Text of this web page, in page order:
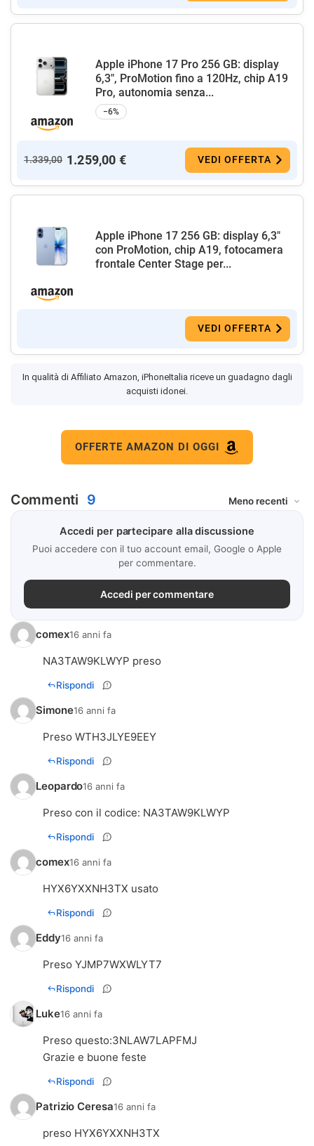
Apple iPhone 17 Pro 256 GB: display
6,3", ProMotion fino a 120Hz, chip A19
Pro, autonomia senza...
−6%
1.339,00 1.259,00 € VEDI OFFERTA
Apple iPhone 17 256 GB: display 6,3"
con ProMotion, chip A19, fotocamera
frontale Center Stage per...
VEDI OFFERTA
In qualità di Affiliato Amazon, iPhoneItalia riceve un guadagno dagli
acquisti idonei.
OFFERTE AMAZON DI OGGI
Commenti 9
Accedi per partecipare alla discussione
Puoi accedere con il tuo account email, Google o Apple
per commentare.
Accedi per commentare
comex16 anni fa
NA3TAW9KLWYP preso
Rispondi
Simone16 anni fa
Preso WTH3JLYE9EEY
Rispondi
Leopardo16 anni fa
Preso con il codice: NA3TAW9KLWYP
Rispondi
comex16 anni fa
HYX6YXXNH3TX usato
Rispondi
Eddy16 anni fa
Preso YJMP7WXWLYT7
Rispondi
Luke16 anni fa
Preso questo:3NLAW7LAPFMJ
Grazie e buone feste
Rispondi
Patrizio Ceresa16 anni fa
preso HYX6YXXNH3TX